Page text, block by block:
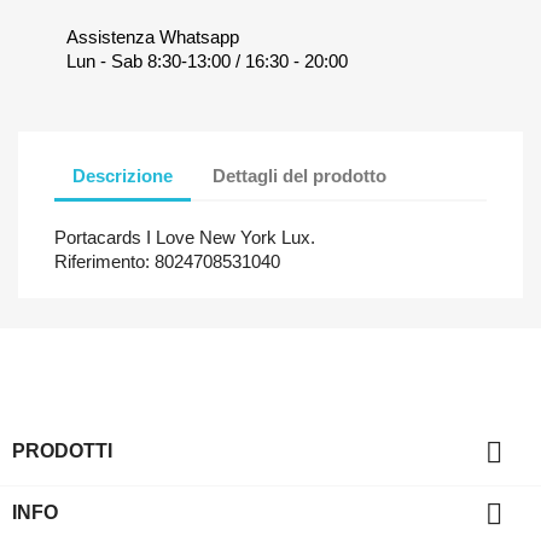
Assistenza Whatsapp
Lun - Sab 8:30-13:00 / 16:30 - 20:00
Descrizione Dettagli del prodotto
Portacards I Love New York Lux.
Riferimento: 8024708531040
PRODOTTI 
INFO 